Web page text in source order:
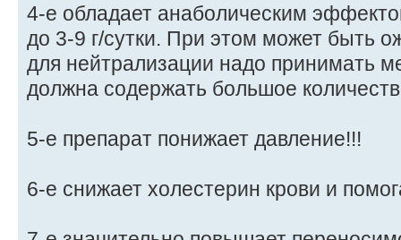
4-е обладает анаболическим
до 3-9 г/сутки. При этом может быть
для нейтрализации надо принимать
должна содержать большое
5-е препарат понижает давление!!!
6-е снижает холестерин крови и